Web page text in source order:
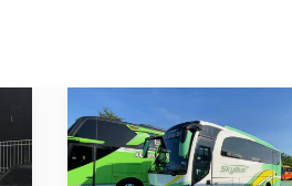
Sewa
Bus
Murah